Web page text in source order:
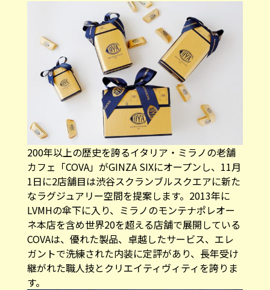
200年以上の歴史を誇るイタリア・ミラノの老舗
カフェ「COVA」がGINZA SIXにオープンし、11月
1日に2店舗目は渋谷スクランブルスクエアに新た
なラグジュアリー空間を提案します。2013年に
LVMHの傘下に入り、ミラノのモンテナポレオー
ネ本店を含め世界20を超える店舗で展開している
COVAは、優れた製品、卓越したサービス、エレ
ガントで洗練された内装に定評があり、長年受け
継がれた職人技とクリエイティヴィティを誇りま
す。